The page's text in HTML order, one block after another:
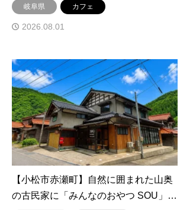
岐阜県 カフェ
2026.08.01
【小松市赤瀬町】自然に囲まれた山奥
の古民家に「みんなのおやつ SOU」…